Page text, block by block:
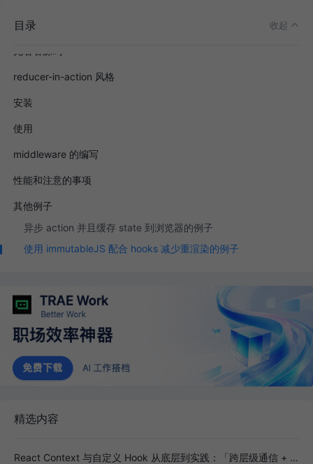
目录 收起
原由
reducer-in-action 风格
安装
使用
middleware 的编写
性能和注意的事项
其他例子
异步 action 并且缓存 state 到浏览器的例子
使用 immutableJS 配合 hooks 减少重渲染的例子
精选内容
React Context 与自定义 Hook 从底层到实践：「跨层级通信 + 副作用封装」全解析